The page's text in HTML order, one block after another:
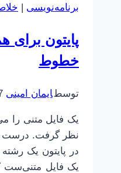
برنامه‌نویسی |
خطوط
توسطایمان امینی
یک فایل متنی را
نظر گرفت. درست
در پایتون یک
یک فایل متنی‌ست